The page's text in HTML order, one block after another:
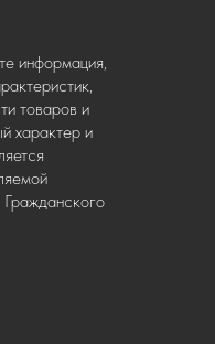
информация,
товаров и
характер и